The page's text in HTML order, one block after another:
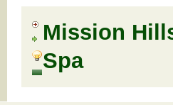
Mission
Spa